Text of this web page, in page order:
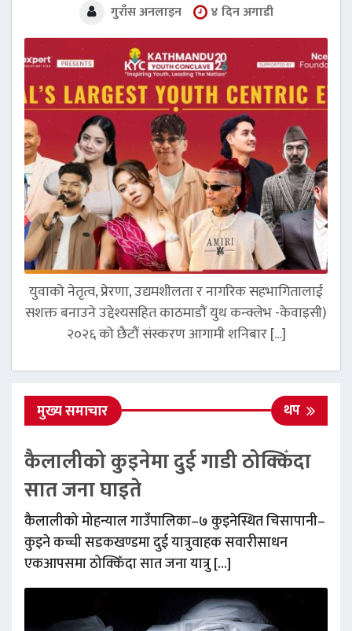
गुराँस अनलाइन ४ दिन अगाडी
युवाको नेतृत्व, प्रेरणा, उद्यमशीलता र नागरिक सहभागितालाई
सशक्त बनाउने उद्देश्यसहित काठमाडौं युथ कन्क्लेभ -केवाइसी)
२०२६ को छैटौं संस्करण आगामी शनिबार […]
मुख्य समाचार थप
कैलालीको कुइनेमा दुई गाडी ठोक्किँदा
सात जना घाइते
कैलालीको मोहन्याल गाउँपालिका–७ कुइनेस्थित चिसापानी–
कुइने कच्ची सडकखण्डमा दुई यात्रुवाहक सवारीसाधन
एकआपसमा ठोक्किँदा सात जना यात्रु […]